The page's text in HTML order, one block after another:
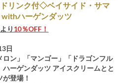
リンク付◇ベイサイド・サマ
ハーゲンダッツ
り 10％OFF！
日
ン」「マンゴー」「ドラゴンフル
ーゲンダッツ アイスクリームとと
登場！